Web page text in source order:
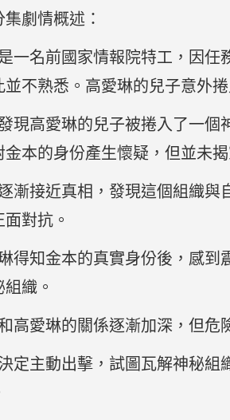
劇情概述：
一名前國家情報院特工，因
並不熟悉。高愛琳的兒子意外
現高愛琳的兒子被捲入了一
本的身份產生懷疑，但並未揭
漸接近真相，發現這個組織
對抗。
得知金本的真實身份後，感
織。
高愛琳的關係逐漸加深，但
定主動出擊，試圖瓦解神秘